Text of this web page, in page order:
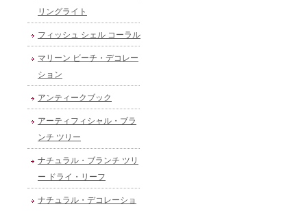
リングライト
フィッシュ シェル コーラル
マリーン ビーチ・デコレー
ション
アンティークブック
アーティフィシャル・ブラ
ンチ ツリー
ナチュラル・ブランチ ツリ
ー ドライ・リーフ
ナチュラル・デコレーショ